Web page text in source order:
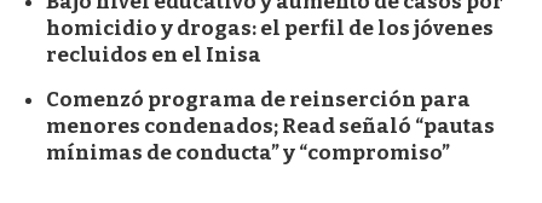
homicidio y drogas: el perfil de los jóvenes
recluidos en el Inisa
Comenzó programa de reinserción para
menores condenados; Read señaló “pautas
mínimas de conducta” y “compromiso”